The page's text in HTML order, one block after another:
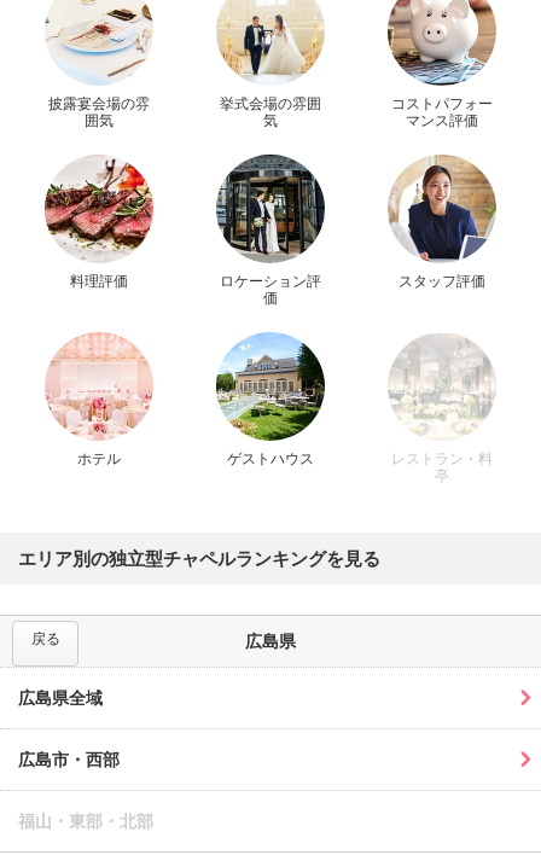
披露宴会場の雰
囲気
挙式会場の雰囲
気
コストパフォー
マンス評価
料理評価
ロケーション評
価
スタッフ評価
ホテル ゲストハウス
レストラン・料
亭
エリア別の独立型チャペルランキングを見る
広島県
戻る
広島県全域
広島市・西部
福山・東部・北部